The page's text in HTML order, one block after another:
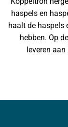
haspels en
haalt de haspels
hebben. Op
leveren